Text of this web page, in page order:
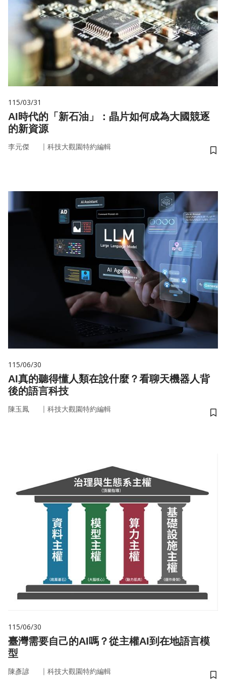
115/03/31
AI時代的「新石油」：晶片如何成為大國競逐
的新資源
李元傑 ｜ 科技大觀園特約編輯
儲
115/06/30
AI真的聽得懂人類在說什麼？看聊天機器人背
後的語言科技
陳玉鳳 ｜ 科技大觀園特約編輯
儲
115/06/30
臺灣需要自己的AI嗎？從主權AI到在地語言模
型
陳彥諺 ｜ 科技大觀園特約編輯
儲